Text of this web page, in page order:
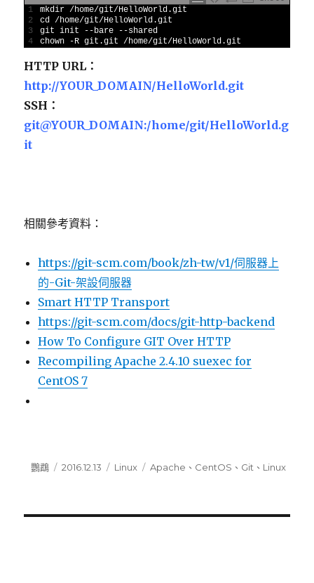
1
2
3
4
mkdir /home/git/HelloWorld.git
cd /home/git/HelloWorld.git
git init --bare --shared
chown
-R git .git /home/git/HelloWorld.git
HTTP URL：
http://YOUR_DOMAIN/HelloWorld.git
SSH：
git@YOUR_DOMAIN:/home/git/HelloWorld.g
it
相關參考資料：
https://git-scm.com/book/zh-tw/v1/伺服器上
的-Git-架設伺服器
Smart HTTP Transport
https://git-scm.com/docs/git-http-backend
How To Configure GIT Over HTTP
Recompiling Apache 2.4.10 suexec for
CentOS 7
作
鸚鵡
發
2016.12.13
分
Linux
標
Apache 、 CentOS 、 Git 、 Linux